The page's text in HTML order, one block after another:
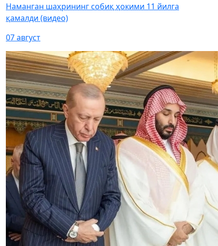
Наманган шаҳрининг собиқ ҳокими 11 йилга
қамалди (видео)
07 август